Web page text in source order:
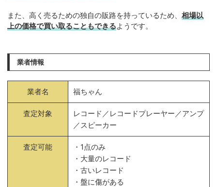
また、高く売るための独自の販路を持っているため、 相場以
上の価格で買い取ることもできるようです。
業者情報
業者名 福ちゃん
査定対象
レコード／レコードプレーヤー／アンプ
／スピーカー
査定可能
・1点のみ
・大量のレコード
・古いレコード
・盤に傷がある